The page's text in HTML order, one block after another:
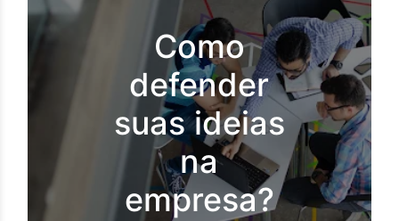
Como
defender
suas ideias
na
empresa?